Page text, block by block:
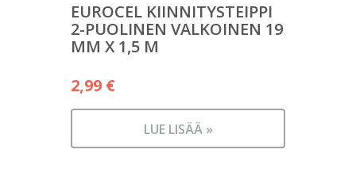
EUROCEL KIINNITYSTEIPPI
2-PUOLINEN VALKOINEN 19
MM X 1,5 M
2,99 €
LUE LISÄÄ »